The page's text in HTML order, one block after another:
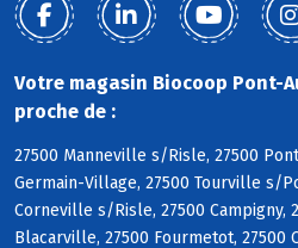
Votre magasin Biocoop Pont-
proche de :
27500 Manneville s/Risle, 27500
Germain-Village, 27500 Tourville s/
Corneville s/Risle, 27500 Campigny,
Blacarville, 27500 Fourmetot, 27500